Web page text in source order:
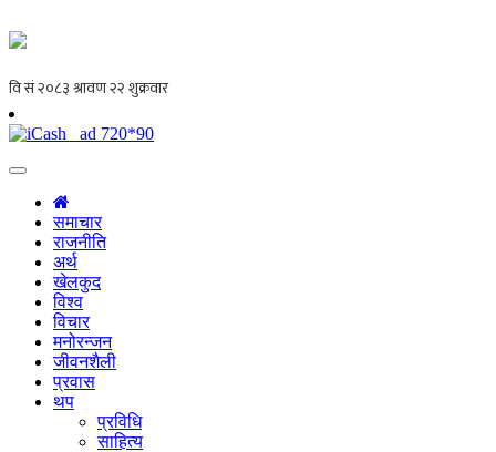
समाचार
राजनीति
अर्थ
खेलकुद
विश्व
विचार
मनोरन्जन
जीवनशैली
प्रवास
थप
प्रविधि
साहित्य